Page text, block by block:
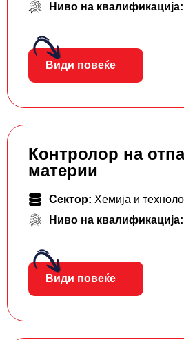
Ниво на квалификација:
Види повеќе
Контролор на
материи
Сектор: Хемија и
Ниво на квалификација:
Види повеќе